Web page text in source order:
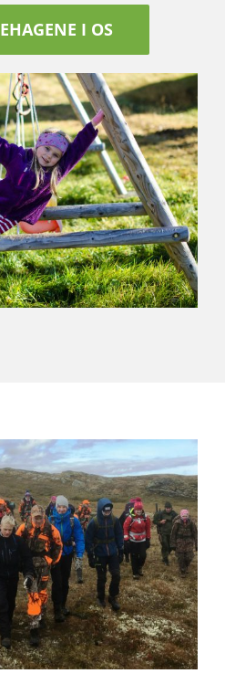
I OS